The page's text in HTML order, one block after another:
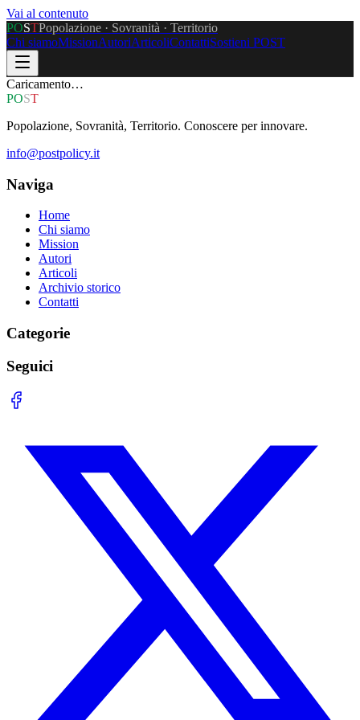
Vai al contenuto
POSTPopolazione · Sovranità · Territorio
Chi siamoMissionAutoriArticoliContattiSostieni POST
Caricamento…
POST
Popolazione, Sovranità, Territorio. Conoscere per innovare.
info@postpolicy.it
Naviga
Home
Chi siamo
Mission
Autori
Articoli
Archivio storico
Contatti
Categorie
Seguici